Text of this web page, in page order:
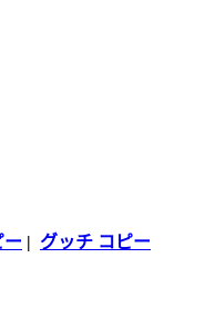
ー | グッチ コピー